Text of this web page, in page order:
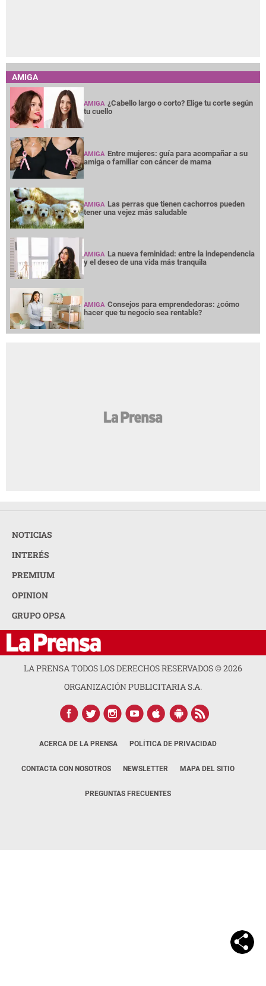
AMIGA
AMIGA ¿Cabello largo o corto? Elige tu corte según
tu cuello
AMIGA Entre mujeres: guía para acompañar a su
amiga o familiar con cáncer de mama
AMIGA Las perras que tienen cachorros pueden
tener una vejez más saludable
AMIGA La nueva feminidad: entre la independencia
y el deseo de una vida más tranquila
AMIGA Consejos para emprendedoras: ¿cómo
hacer que tu negocio sea rentable?
NOTICIAS
INTERÉS
PREMIUM
OPINION
GRUPO OPSA
LA PRENSA TODOS LOS DERECHOS RESERVADOS ©2026
ORGANIZACIÓN PUBLICITARIA S.A.
ACERCA DE LA PRENSA POLÍTICA DE PRIVACIDAD
CONTACTA CON NOSOTROS NEWSLETTER MAPA DEL SITIO
PREGUNTAS FRECUENTES